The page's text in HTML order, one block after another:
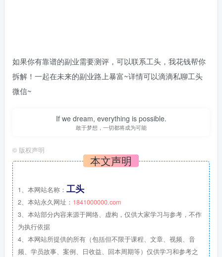
如果你有靠谱的副业需要测评，可以联系工头，我花钱帮你
拆解！一起在未来的副业路上暴富~详情可以滴滴私聊工头
微信~
If we dream, everything is possible.
敢于梦想，一切都将成为可能
© 版权声明
本文声明
1、本网站名称： 工头
2、本站永久网址： 1841000000.com
3、本站部分内容来源于网络、虚构，仅供大家学习与参考，不作
为执行依据
4、本网站所提供的所有（包括但不限于课程、文章、视频、音
频、学员故事、案例、日收益、回本周期等）仅供学习和参考之